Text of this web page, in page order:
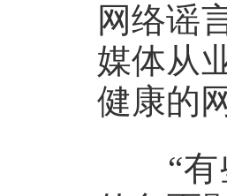
网络谣
媒体从
健康的
“有些